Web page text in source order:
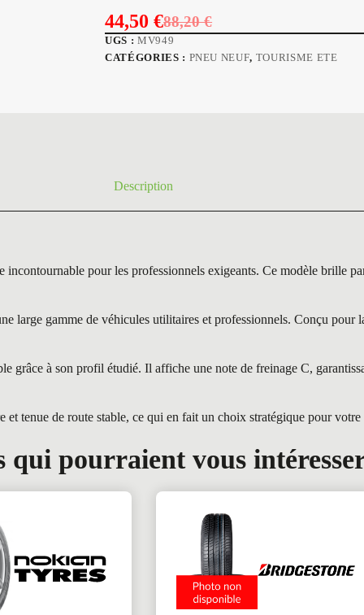
88,20€
Le
prix
44,50€Le
prix
UGS : MV949
CATÉGORIES : PNEU NEUF, TOURISME ETE
Description
pour les professionnels exigeants. Ce modèle brille
large gamme de véhicules utilitaires et professionnels. Conçu pour
à son profil étudié. Il affiche une note de freinage C,
tenue de route stable, ce qui en fait un choix stratégique pour
qui pourraient vous